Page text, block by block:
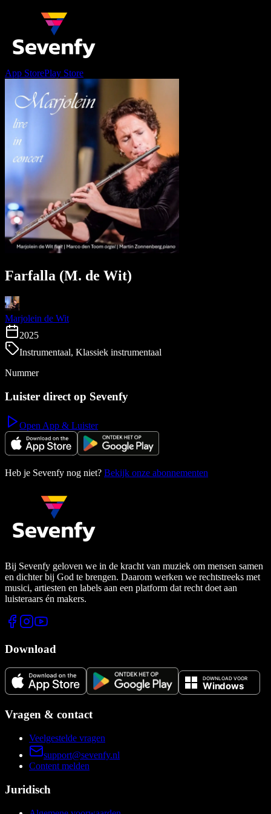
App StorePlay Store
Farfalla (M. de Wit)
Marjolein de Wit
2025
Instrumentaal, Klassiek instrumentaal
Nummer
Luister direct op Sevenfy
Open App & Luister
Heb je Sevenfy nog niet? Bekijk onze abonnementen
Bij Sevenfy geloven we in de kracht van muziek om mensen samen
en dichter bij God te brengen. Daarom werken we rechtstreeks met
musici, artiesten en labels aan een platform dat recht doet aan
luisteraars én makers.
Download
Vragen & contact
Veelgestelde vragen
support@sevenfy.nl
Content melden
Juridisch